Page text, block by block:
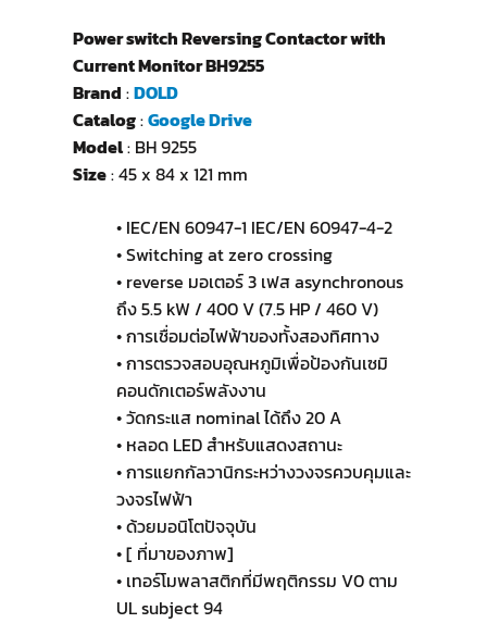
Power switch Reversing Contactor with
Current Monitor BH9255
Brand :DOLD
Catalog:Google Drive
Model: BH 9255
Size: 45 x 84 x 121 mm
• IEC/EN 60947-1 IEC/EN 60947-4-2
• Switching at zero crossing
• reverse มอเตอร์ 3 เฟส asynchronous
ถึง 5.5 kW / 400 V (7.5 HP / 460 V)
• การเชื่อมต่อไฟฟ้าของทั้งสองทิศทาง
• การตรวจสอบอุณหภูมิเพื่อป้องกันเซมิ
คอนดักเตอร์พลังงาน
• วัดกระแส nominal ได้ถึง 20 A
• หลอด LED สำหรับแสดงสถานะ
• การแยกกัลวานิกระหว่างวงจรควบคุมและ
วงจรไฟฟ้า
• ด้วยมอนิโตปัจจุบัน
• [ ที่มาของภาพ]
• เทอร์โมพลาสติกที่มีพฤติกรรม V0 ตาม
UL subject 94